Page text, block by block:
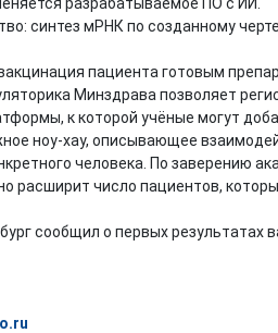
синтез мРНК по созданному
пациента готовым
Минздрава позволяет
к которой учёные могут
ноу-хау, описывающее
человека. По заверению
расширит число пациентов,
сообщил о первых результатах